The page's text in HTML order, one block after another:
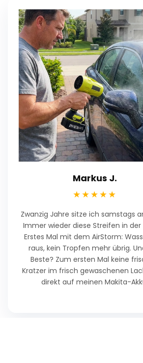
Markus J.
★★★★★
Zwanzig Jahre sitze ich samstags
Immer wieder diese Streifen in der
Erstes Mal mit dem AirStorm:
raus, kein Tropfen mehr übrig.
Beste? Zum ersten Mal keine
Kratzer im frisch gewaschenen
direkt auf meinen Makita-